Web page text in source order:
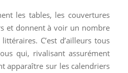
les tables, les couvertures
et donnent à voir un nombre
C’est d’ailleurs tous
qui, rivalisant assurément
apparaître sur les calendriers